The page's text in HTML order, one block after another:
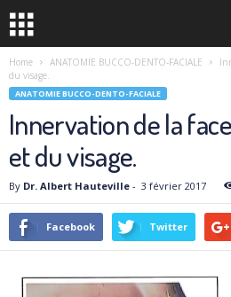
Home ANATOMIE BUCCO-DENTO-FACIALE
du visage.
ANATOMIE BUCCO-DENTO-FACIALE
Innervation de la
et du visage.
By Dr. Albert Hauteville - 3 février 2017
Facebook Twitter